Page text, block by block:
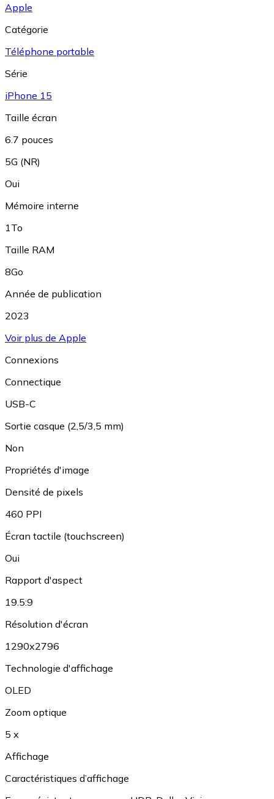
Apple
Catégorie
Téléphone portable
Série
iPhone 15
Taille écran
6.7 pouces
5G (NR)
Oui
Mémoire interne
1To
Taille RAM
8Go
Année de publication
2023
Voir plus de Apple
Connexions
Connectique
USB-C
Sortie casque (2,5/3,5 mm)
Non
Propriétés d'image
Densité de pixels
460 PPI
Écran tactile (touchscreen)
Oui
Rapport d'aspect
19.5:9
Résolution d'écran
1290x2796
Technologie d'affichage
OLED
Zoom optique
5 x
Affichage
Caractéristiques d’affichage